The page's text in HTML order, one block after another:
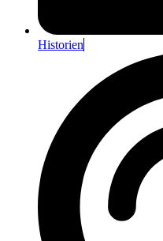
Historien